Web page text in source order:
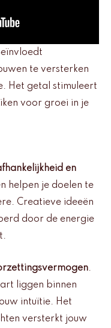
te versterken
Het getal stimuleert
voor groei in je
en
helpen je doelen te
Creatieve ideeën
door de energie
.
liggen binnen
intuïtie. Het
versterkt jouw